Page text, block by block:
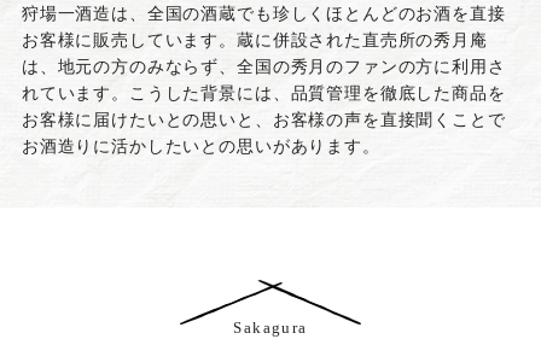
狩場一酒造は、全国の酒蔵でも珍しくほとんどのお酒を直接
お客様に販売しています。蔵に併設された直売所の秀月庵
は、地元の方のみならず、全国の秀月のファンの方に利用さ
れています。こうした背景には、品質管理を徹底した商品を
お客様に届けたいとの思いと、お客様の声を直接聞くことで
お酒造りに活かしたいとの思いがあります。
Sakagura